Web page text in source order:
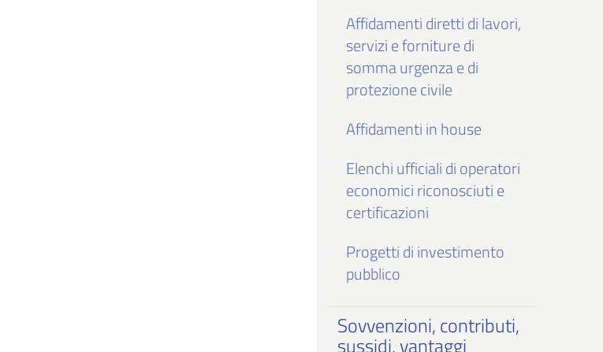
Affidamenti diretti di lavori,
servizi e forniture di
somma urgenza e di
protezione civile
Affidamenti in house
Elenchi ufficiali di operatori
economici riconosciuti e
certificazioni
Progetti di investimento
pubblico
Sovvenzioni, contributi,
sussidi, vantaggi